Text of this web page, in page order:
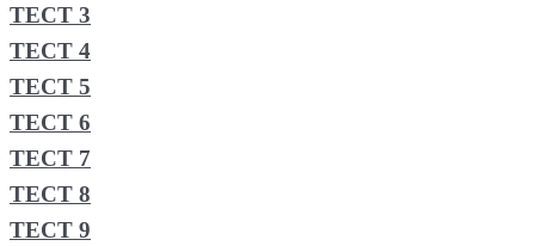
ТЕСТ 3
ТЕСТ 4
ТЕСТ 5
ТЕСТ 6
ТЕСТ 7
ТЕСТ 8
ТЕСТ 9